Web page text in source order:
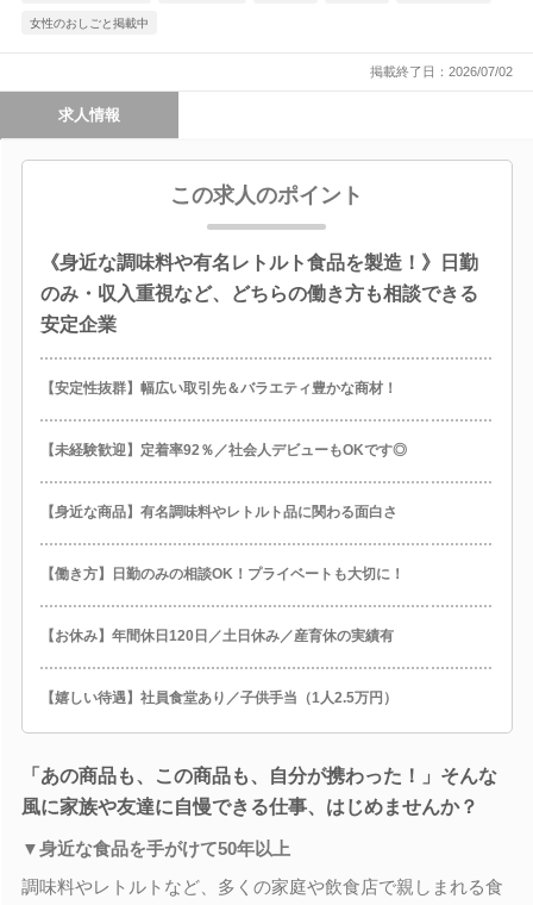
女性のおしごと掲載中
掲載終了日：2026/07/02
求人情報
この求人のポイント
《身近な調味料や有名レトルト食品を製造！》日勤
のみ・収入重視など、どちらの働き方も相談できる
安定企業
【安定性抜群】幅広い取引先＆バラエティ豊かな商材！
【未経験歓迎】定着率92％／社会人デビューもOKです◎
【身近な商品】有名調味料やレトルト品に関わる面白さ
【働き方】日勤のみの相談OK！プライベートも大切に！
【お休み】年間休日120日／土日休み／産育休の実績有
【嬉しい待遇】社員食堂あり／子供手当（1人2.5万円）
「あの商品も、この商品も、自分が携わった！」そんな
風に家族や友達に自慢できる仕事、はじめませんか？
▼身近な食品を手がけて50年以上
調味料やレトルトなど、多くの家庭や飲食店で親しまれる食